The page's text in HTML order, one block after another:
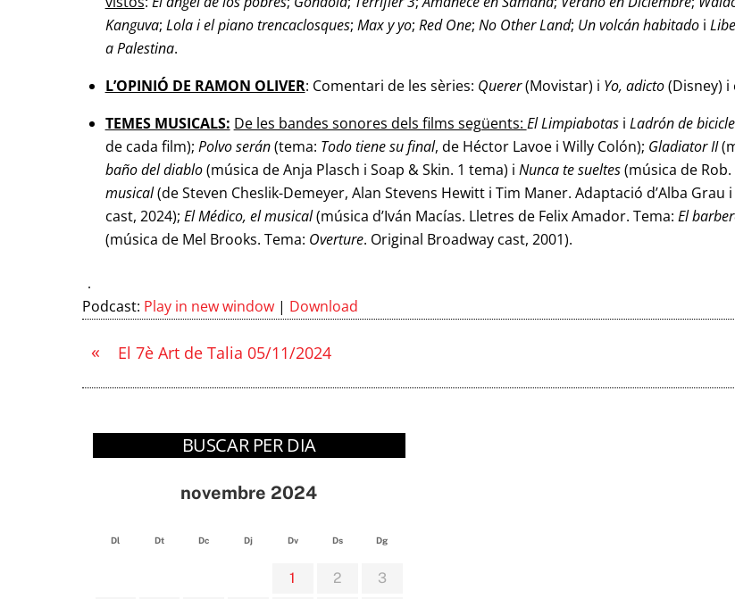
Kanguva; Lola i el piano trencaclosques; Max y yo; Red One; No Other Land; Un volcán habitadoi
a Palestina.
L’OPINIÓ DE RAMON OLIVER: Comentari de les sèries: Querer(Movistar) i Yo, adicto(Disney) i
TEMES MUSICALS: De les bandes sonores dels films següents: El Limpiabotasi Ladrón de
de cada film); Polvo serán(tema: Todo tiene su final, de Héctor Lavoe i Willy Colón); Gladiator II
baño del diablo(música de Anja Plasch i Soap & Skin. 1 tema) i Nunca te sueltes(música de Rob.
musical(de Steven Cheslik-Demeyer, Alan Stevens Hewitt i Tim Maner. Adaptació d’Alba
cast, 2024); El Médico, el musical(música d’Iván Macías. Lletres de Felix Amador. Tema: El
(música de Mel Brooks. Tema: Overture. Original Broadway cast, 2001).
Podcast: Play in new window | Download
« El 7è Art de Talia 05/11/2024
BUSCAR PER DIA
novembre 2024
Dl Dt Dc Dj Dv Ds Dg
1 2 3